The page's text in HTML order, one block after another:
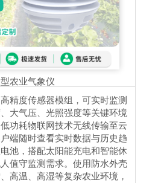
农业气象仪
精度传感器模组，可实时监测
大气压、光照强度等关键环境
功耗物联网技术无线传输至云
端随时查看实时数据与历史趋
池，搭配太阳能充电和智能休
值守监测需求。使用防水外壳
高温、高湿等复杂农业环境，